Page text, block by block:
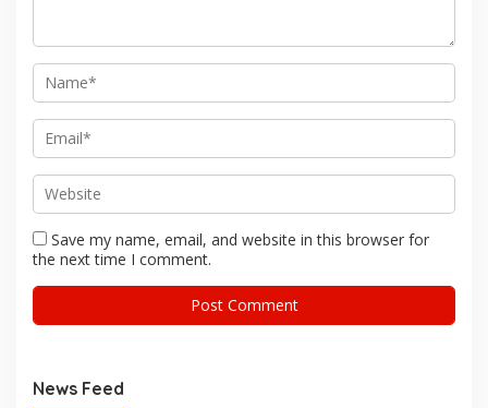
Save my name, email, and website in this browser for
the next time I comment.
News Feed